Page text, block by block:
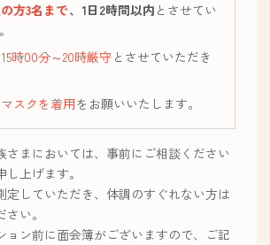
方3名まで、1日2時間以内 とさせてい
15時00分～20時厳守 とさせていただき
マスクを着用をお願いいたします。
さまにおいては、事前にご相談ください
上げます。
定していただき、体調のすぐれない方は
い。
ョン前に面会簿がございますので、ご記